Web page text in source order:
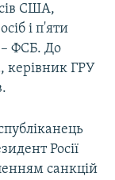
США,
і п'яти
– ФСБ. До
керівник ГРУ
Росії
санкцій